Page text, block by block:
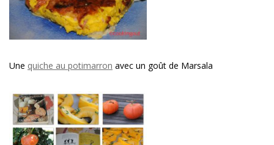
Une quiche au potimarron avec un goût de Marsala